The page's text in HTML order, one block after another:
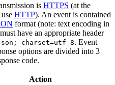
is HTTPS (at the
HTTP). An event is contained
format (note: text encoding in
have an appropriate header
charset=utf-8. Event
options are divided into 3
code.
Action